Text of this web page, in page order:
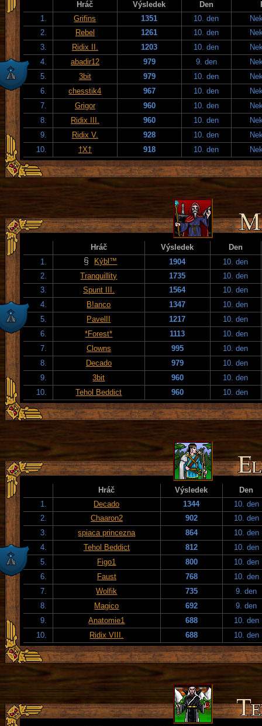
Hráč Výsledek Den
1.
Grifins 1351 10. den
2.
Rebel 1261 10. den
3.
Ridix II. 1203 10. den
4.
abadir12 979 9. den
5.
3bit 979 10. den
6.
chesstik4 967 10. den
7.
Grigor 960 10. den
8.
Ridix III. 960 10. den
9.
Ridix V. 928 10. den
10.
†X† 918 10. den
Hráč Výsledek
Den
1.
Kýbl™ 1904
10. den
2.
Tranquillity 1735
10. den
3.
Spunt III. 1564
10. den
4.
B!anco 1347
10. den
5.
PavelII 1217
10. den
6.
*Forest* 1113
10. den
7.
Clowns 995
10. den
8.
Decado 979
10. den
9.
3bit 960
10. den
10.
Tehol Beddict 960 10. den
Hráč Výsledek
Den
1.
Decado 1344
10. den
2.
Chaaron2 902
10. den
3.
spiaca princezna 864
10. den
4.
Tehol Beddict 812
10. den
5.
Figo1 800
10. den
6.
Faust 768
10. den
7.
Wolfik 735
9. den
8.
Magico 692
9. den
9.
Anatomie1 688
10. den
10.
Ridix VIII. 688 10. den